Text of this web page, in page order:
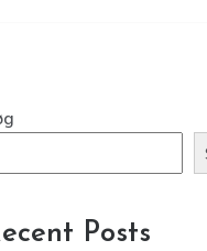
Posts